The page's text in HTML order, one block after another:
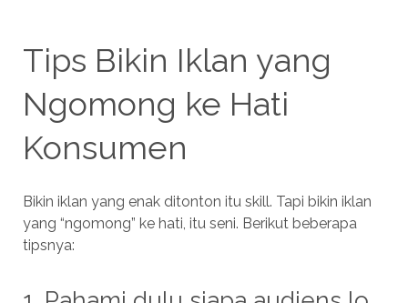
Tips Bikin Iklan yang
Ngomong ke Hati
Konsumen
Bikin iklan yang enak ditonton itu skill. Tapi bikin iklan
yang “ngomong” ke hati, itu seni. Berikut beberapa
tipsnya: